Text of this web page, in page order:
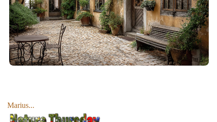
Marius...